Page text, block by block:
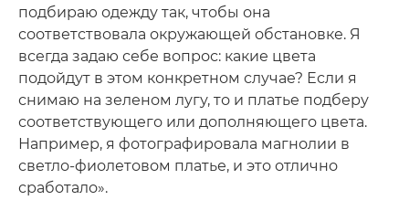
подбираю одежду так, чтобы она
соответствовала окружающей обстановке. Я
всегда задаю себе вопрос: какие цвета
подойдут в этом конкретном случае? Если я
снимаю на зеленом лугу, то и платье подберу
соответствующего или дополняющего цвета.
Например, я фотографировала магнолии в
светло-фиолетовом платье, и это отлично
сработало».